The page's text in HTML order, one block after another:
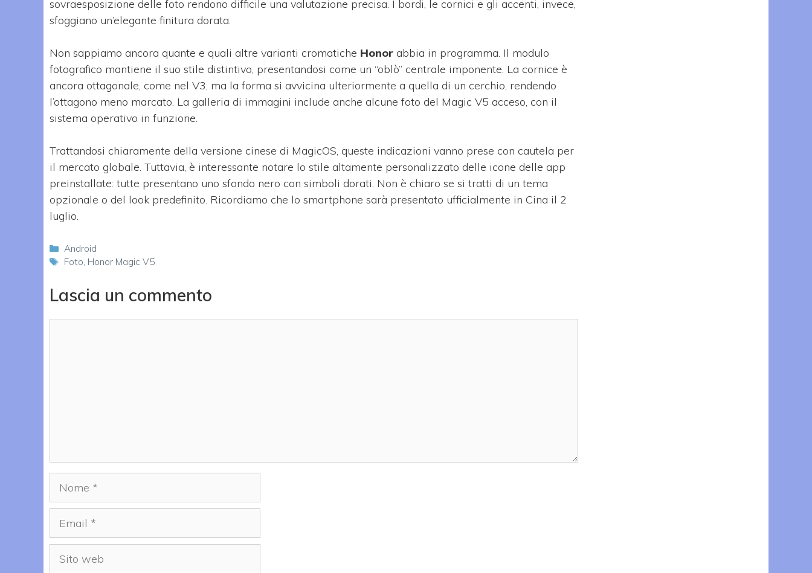
sovraesposizione delle foto rendono difficile una valutazione precisa. I bordi, le cornici e gli accenti, invece,
sfoggiano un’elegante finitura dorata.
Non sappiamo ancora quante e quali altre varianti cromatiche Honor abbia in programma. Il modulo
fotografico mantiene il suo stile distintivo, presentandosi come un “oblò” centrale imponente. La cornice è
ancora ottagonale, come nel V3, ma la forma si avvicina ulteriormente a quella di un cerchio, rendendo
l’ottagono meno marcato. La galleria di immagini include anche alcune foto del Magic V5 acceso, con il
sistema operativo in funzione.
Trattandosi chiaramente della versione cinese di MagicOS, queste indicazioni vanno prese con cautela per
il mercato globale. Tuttavia, è interessante notare lo stile altamente personalizzato delle icone delle app
preinstallate: tutte presentano uno sfondo nero con simboli dorati. Non è chiaro se si tratti di un tema
opzionale o del look predefinito. Ricordiamo che lo smartphone sarà presentato ufficialmente in Cina il 2
luglio.
Categorie
Android
Tag
Foto, Honor Magic V5
Lascia un commento